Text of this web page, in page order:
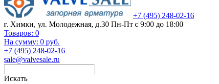
+7 (495) 248-02-16
г. Химки, ул. Молодежная, д.30 Пн-Пт с 9:00 до 18:00
Товаров: 0
На сумму: 0 руб.
+7 (495) 248-02-16
sale@valvesale.ru
Искать